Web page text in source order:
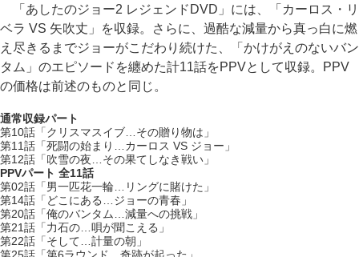
「あしたのジョー2 レジェンドDVD」には、「カーロス・リ
ベラ VS 矢吹丈」を収録。さらに、過酷な減量から真っ白に燃
え尽きるまでジョーがこだわり続けた、「かけがえのないバン
タム」のエピソードを纏めた計11話をPPVとして収録。PPV
の価格は前述のものと同じ。
通常収録パート
第10話「クリスマスイブ…その贈り物は」
第11話「死闘の始まり…カーロス VS ジョー」
第12話「吹雪の夜…その果てしなき戦い」
PPVパート 全11話
第02話「男一匹花一輪…リングに賭けた」
第14話「どこにある…ジョーの青春」
第20話「俺のバンタム…減量への挑戦」
第21話「力石の…唄が聞こえる」
第22話「そして…計量の朝」